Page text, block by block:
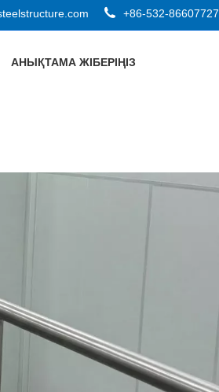
+86-532-86607727
АНЫҚТАМА ЖІБЕРІҢІЗ